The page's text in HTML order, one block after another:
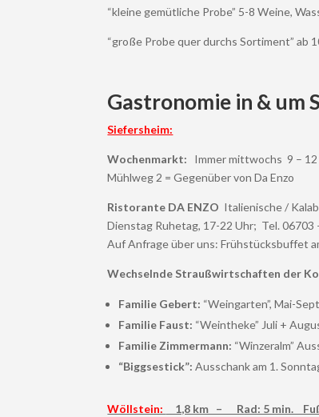
“kleine gemütliche Probe” 5-8 Weine,
“große Probe quer durchs Sortiment” ab
Gastronomie in & um
Siefersheim:
Wochenmarkt: Immer mittwochs 9 – 12
Mühlweg 2 = Gegenüber von Da Enzo
Ristorante DA ENZO Italienische /
Dienstag Ruhetag, 17-22 Uhr; Tel.06703
Auf Anfrage über uns: Frühstücksbuffet
Wechselnde Straußwirtschaften der
Familie Gebert: “Weingarten”, Mai-
Familie Faust: “Weintheke” Juli +
Familie Zimmermann: “Winzeralm”
“Biggsestick”: Ausschank am 1.
Wöllstein: 1,8 km – Rad: 5 min.